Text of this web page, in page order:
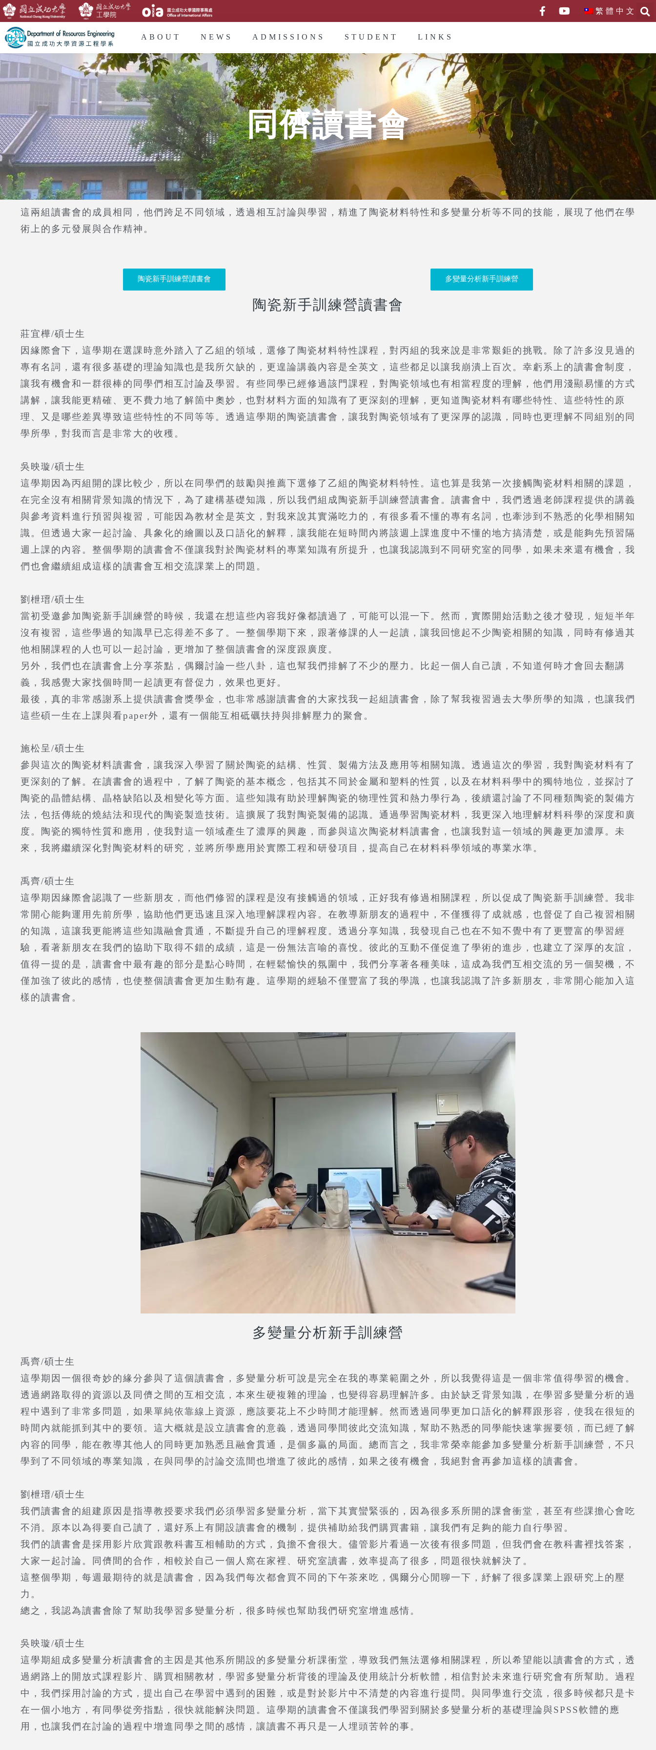
繁體中文
ABOUT NEWS ADMISSIONS STUDENT LINKS
同儕讀書會
這兩組讀書會的成員相同，他們跨足不同領域，透過相互討論與學習，精進了陶瓷材料特性和多變量分析等不同的技能，展現了他們在學
術上的多元發展與合作精神。
陶瓷新手訓練營讀書會 多變量分析新手訓練營
陶瓷新手訓練營讀書會
莊宜樺/碩士生
因緣際會下，這學期在選課時意外踏入了乙組的領域，選修了陶瓷材料特性課程，對丙組的我來說是非常艱鉅的挑戰。除了許多沒見過的
專有名詞，還有很多基礎的理論知識也是我所欠缺的，更遑論講義內容是全英文，這些都足以讓我崩潰上百次。幸虧系上的讀書會制度，
讓我有機會和一群很棒的同學們相互討論及學習。有些同學已經修過該門課程，對陶瓷領域也有相當程度的理解，他們用淺顯易懂的方式
講解，讓我能更精確、更不費力地了解箇中奧妙，也對材料方面的知識有了更深刻的理解，更知道陶瓷材料有哪些特性、這些特性的原
理、又是哪些差異導致這些特性的不同等等。透過這學期的陶瓷讀書會，讓我對陶瓷領域有了更深厚的認識，同時也更理解不同組別的同
學所學，對我而言是非常大的收穫。
吳映璇/碩士生
這學期因為丙組開的課比較少，所以在同學們的鼓勵與推薦下選修了乙組的陶瓷材料特性。這也算是我第一次接觸陶瓷材料相關的課題，
在完全沒有相關背景知識的情況下，為了建構基礎知識，所以我們組成陶瓷新手訓練營讀書會。讀書會中，我們透過老師課程提供的講義
與參考資料進行預習與複習，可能因為教材全是英文，對我來說其實滿吃力的，有很多看不懂的專有名詞，也牽涉到不熟悉的化學相關知
識。但透過大家一起討論、具象化的繪圖以及口語化的解釋，讓我能在短時間內將該週上課進度中不懂的地方搞清楚，或是能夠先預習隔
週上課的內容。整個學期的讀書會不僅讓我對於陶瓷材料的專業知識有所提升，也讓我認識到不同研究室的同學，如果未來還有機會，我
們也會繼續組成這樣的讀書會互相交流課業上的問題。
劉枻瑨/碩士生
當初受邀參加陶瓷新手訓練營的時候，我還在想這些內容我好像都讀過了，可能可以混一下。然而，實際開始活動之後才發現，短短半年
沒有複習，這些學過的知識早已忘得差不多了。一整個學期下來，跟著修課的人一起讀，讓我回憶起不少陶瓷相關的知識，同時有修過其
他相關課程的人也可以一起討論，更增加了整個讀書會的深度跟廣度。
另外，我們也在讀書會上分享茶點，偶爾討論一些八卦，這也幫我們排解了不少的壓力。比起一個人自己讀，不知道何時才會回去翻講
義，我感覺大家找個時間一起讀更有督促力，效果也更好。
最後，真的非常感謝系上提供讀書會獎學金，也非常感謝讀書會的大家找我一起組讀書會，除了幫我複習過去大學所學的知識，也讓我們
這些碩一生在上課與看paper外，還有一個能互相砥礪扶持與排解壓力的聚會。
施松呈/碩士生
參與這次的陶瓷材料讀書會，讓我深入學習了關於陶瓷的結構、性質、製備方法及應用等相關知識。透過這次的學習，我對陶瓷材料有了
更深刻的了解。在讀書會的過程中，了解了陶瓷的基本概念，包括其不同於金屬和塑料的性質，以及在材料科學中的獨特地位，並探討了
陶瓷的晶體結構、晶格缺陷以及相變化等方面。這些知識有助於理解陶瓷的物理性質和熱力學行為，後續還討論了不同種類陶瓷的製備方
法，包括傳統的燒結法和現代的陶瓷製造技術。這擴展了我對陶瓷製備的認識。通過學習陶瓷材料，我更深入地理解材料科學的深度和廣
度。陶瓷的獨特性質和應用，使我對這一領域產生了濃厚的興趣，而參與這次陶瓷材料讀書會，也讓我對這一領域的興趣更加濃厚。未
來，我將繼續深化對陶瓷材料的研究，並將所學應用於實際工程和研發項目，提高自己在材料科學領域的專業水準。
禹齊/碩士生
這學期因緣際會認識了一些新朋友，而他們修習的課程是沒有接觸過的領域，正好我有修過相關課程，所以促成了陶瓷新手訓練營。我非
常開心能夠運用先前所學，協助他們更迅速且深入地理解課程內容。在教導新朋友的過程中，不僅獲得了成就感，也督促了自己複習相關
的知識，這讓我更能將這些知識融會貫通，不斷提升自己的理解程度。透過分享知識，我發現自己也在不知不覺中有了更豐富的學習經
驗，看著新朋友在我們的協助下取得不錯的成績，這是一份無法言喻的喜悅。彼此的互動不僅促進了學術的進步，也建立了深厚的友誼，
值得一提的是，讀書會中最有趣的部分是點心時間，在輕鬆愉快的氛圍中，我們分享著各種美味，這成為我們互相交流的另一個契機，不
僅加強了彼此的感情，也使整個讀書會更加生動有趣。這學期的經驗不僅豐富了我的學識，也讓我認識了許多新朋友，非常開心能加入這
樣的讀書會。
多變量分析新手訓練營
禹齊/碩士生
這學期因一個很奇妙的緣分參與了這個讀書會，多變量分析可說是完全在我的專業範圍之外，所以我覺得這是一個非常值得學習的機會。
透過網路取得的資源以及同儕之間的互相交流，本來生硬複雜的理論，也變得容易理解許多。由於缺乏背景知識，在學習多變量分析的過
程中遇到了非常多問題，如果單純依靠線上資源，應該要花上不少時間才能理解。然而透過同學更加口語化的解釋跟形容，使我在很短的
時間內就能抓到其中的要領。這大概就是設立讀書會的意義，透過同學間彼此交流知識，幫助不熟悉的同學能快速掌握要領，而已經了解
內容的同學，能在教導其他人的同時更加熟悉且融會貫通，是個多贏的局面。總而言之，我非常榮幸能參加多變量分析新手訓練營，不只
學到了不同領域的專業知識，在與同學的討論交流間也增進了彼此的感情，如果之後有機會，我絕對會再參加這樣的讀書會。
劉枻瑨/碩士生
我們讀書會的組建原因是指導教授要求我們必須學習多變量分析，當下其實蠻緊張的，因為很多系所開的課會衝堂，甚至有些課擔心會吃
不消。原本以為得要自己讀了，還好系上有開設讀書會的機制，提供補助給我們購買書籍，讓我們有足夠的能力自行學習。
我們的讀書會是採用影片欣賞跟教科書互相輔助的方式，負擔不會很大。儘管影片看過一次後有很多問題，但我們會在教科書裡找答案，
大家一起討論。同儕間的合作，相較於自己一個人窩在家裡、研究室讀書，效率提高了很多，問題很快就解決了。
這整個學期，每週最期待的就是讀書會，因為我們每次都會買不同的下午茶來吃，偶爾分心閒聊一下，紓解了很多課業上跟研究上的壓
力。
總之，我認為讀書會除了幫助我學習多變量分析，很多時候也幫助我們研究室增進感情。
吳映璇/碩士生
這學期組成多變量分析讀書會的主因是其他系所開設的多變量分析課衝堂，導致我們無法選修相關課程，所以希望能以讀書會的方式，透
過網路上的開放式課程影片、購買相關教材，學習多變量分析背後的理論及使用統計分析軟體，相信對於未來進行研究會有所幫助。過程
中，我們採用討論的方式，提出自己在學習中遇到的困難，或是對於影片中不清楚的內容進行提問。與同學進行交流，很多時候都只是卡
在一個小地方，有同學從旁指點，很快就能解決問題。這學期的讀書會不僅讓我們學習到關於多變量分析的基礎理論與SPSS軟體的應
用，也讓我們在討論的過程中增進同學之間的感情，讓讀書不再只是一人埋頭苦幹的事。